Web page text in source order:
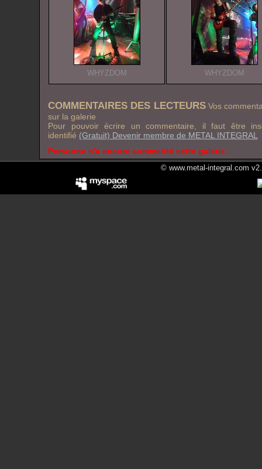
WHYZDOM WHYZDOM
COMMENTAIRES DES LECTEURSVos
sur la galerie
Pour pouvoir écrire un commentaire, il faut être
identifié (Gratuit) Devenir membre de METAL INTEGRAL
Personne n'a encore commenté cette galerie.
© www.metal-integral.com